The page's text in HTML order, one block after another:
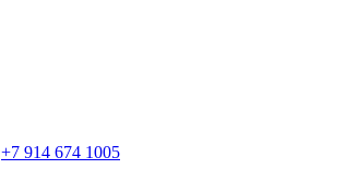
+7 914 674 1005